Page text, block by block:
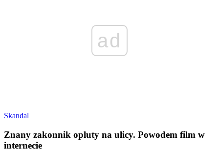
ad
Skandal
Znany zakonnik opluty na ulicy. Powodem film w
internecie